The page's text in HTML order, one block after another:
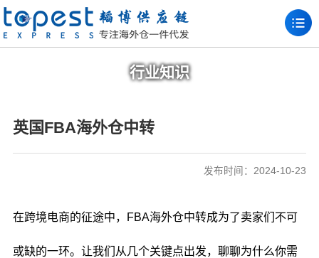
行业知识
英国FBA海外仓中转
发布时间：2024-10-23
在跨境电商的征途中，FBA海外仓中转成为了卖家们不可
或缺的一环。让我们从几个关键点出发，聊聊为什么你需